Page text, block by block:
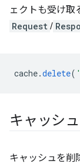
ェクトも受け取
Request /
cache.delete(
キャッシ
キャッシュを削